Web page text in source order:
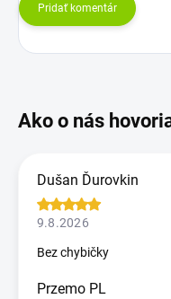
Pridať komentár
Dušan Ďurovkin
9.8.2026
Bez chybičky
Przemo PL